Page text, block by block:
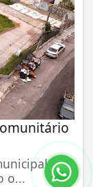
de
o...